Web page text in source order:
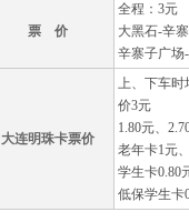
票 价
全程：3元
大黑石-辛
辛寨子广场
大连明珠卡票价
上、下车时
价3元
1.80元、
老年卡1元
学生卡0.80
低保学生卡